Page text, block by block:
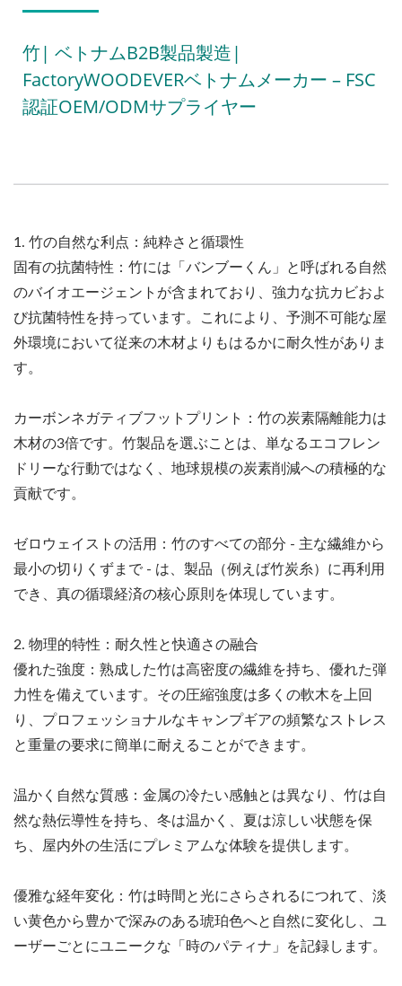
竹| ベトナムB2B製品製造|
FactoryWOODEVERベトナムメーカー – FSC
認証OEM/ODMサプライヤー
1. 竹の自然な利点：純粋さと循環性
固有の抗菌特性：竹には「バンブーくん」と呼ばれる自然
のバイオエージェントが含まれており、強力な抗カビおよ
び抗菌特性を持っています。これにより、予測不可能な屋
外環境において従来の木材よりもはるかに耐久性がありま
す。
カーボンネガティブフットプリント：竹の炭素隔離能力は
木材の3倍です。竹製品を選ぶことは、単なるエコフレン
ドリーな行動ではなく、地球規模の炭素削減への積極的な
貢献です。
ゼロウェイストの活用：竹のすべての部分 - 主な繊維から
最小の切りくずまで - は、製品（例えば竹炭糸）に再利用
でき、真の循環経済の核心原則を体現しています。
2. 物理的特性：耐久性と快適さの融合
優れた強度：熟成した竹は高密度の繊維を持ち、優れた弾
力性を備えています。その圧縮強度は多くの軟木を上回
り、プロフェッショナルなキャンプギアの頻繁なストレス
と重量の要求に簡単に耐えることができます。
温かく自然な質感：金属の冷たい感触とは異なり、竹は自
然な熱伝導性を持ち、冬は温かく、夏は涼しい状態を保
ち、屋内外の生活にプレミアムな体験を提供します。
優雅な経年変化：竹は時間と光にさらされるにつれて、淡
い黄色から豊かで深みのある琥珀色へと自然に変化し、ユ
ーザーごとにユニークな「時のパティナ」を記録します。